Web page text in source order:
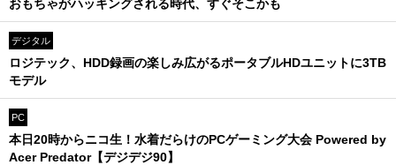
おもちゃがハッキングされる時代、すぐそこかも
デジタル
ロジテック、HDD録画の楽しみ広がるポータブルHDユニットに3TB
モデル
PC
本日20時からニコ生！水着だらけのPCゲーミング大会 Powered by
Acer Predator【デジデジ90】